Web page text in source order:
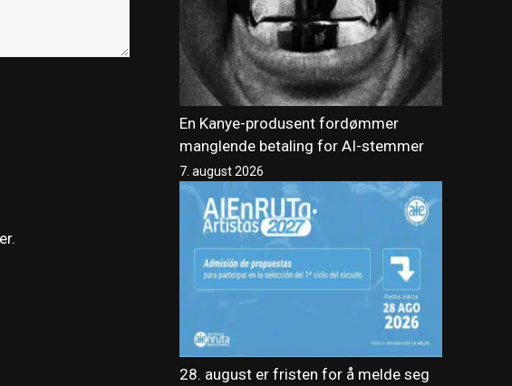
En Kanye-produsent fordømmer
manglende betaling for AI-stemmer
7. august 2026
28. august er fristen for å melde seg